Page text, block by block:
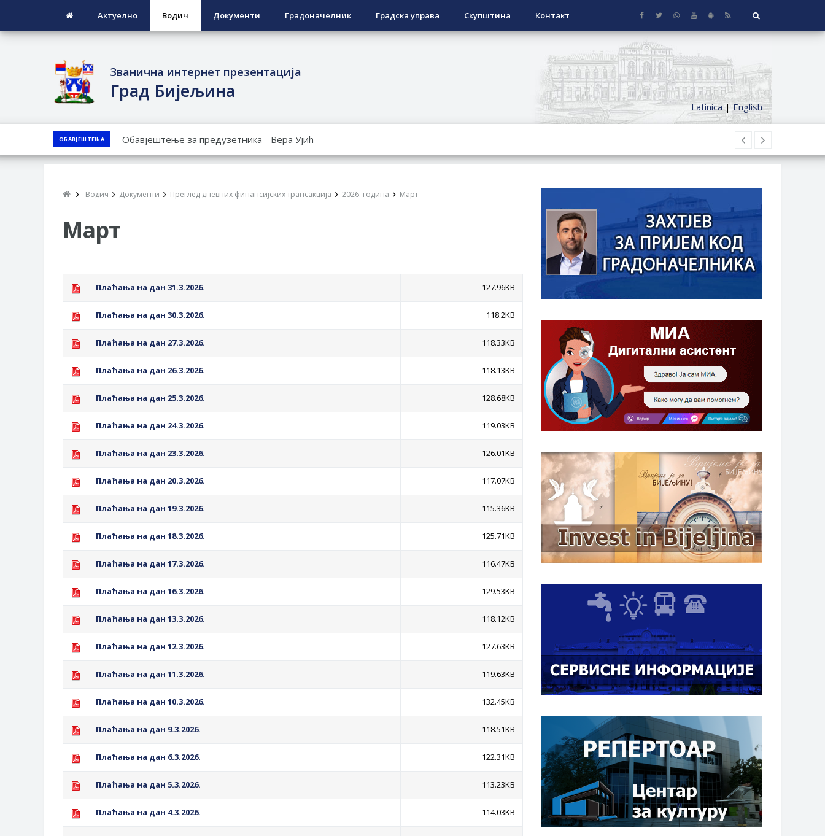
Актуелно Водич Документи Градоначелник Градска управа Скупштина Контакт
Latinica|English
Званична интернет презентација
Град Бијељина
ОБАВЈЕШТЕЊА
ЈАВНИ ПОЗИВ ЗА ПРИЈАВУ НЕПРОПИСНОГ ОДЛАГАЊА ОТПАДА УЗ ДОДЈЕЛУ ФИНАНСИЈСКЕ НАГРАДЕ
ЈАВНИ КОНКУРС ЗА ДОДЈЕЛУ БЕСПОВРАТНИХ СРЕДСТАВА ЗА СУФИНАНСИРАЊЕ КУПОВИНЕ СЕОСКЕ КУЋЕ СА ОКУЋНИЦОМ НА
ПРЕЛИМИНАРНA РАНГ ЛИСТA КАНДИДАТА КОЈИ СУ ОСТВАРИЛИ ПРАВО НА ГРАДСКИ МЈЕСЕЧНИ БОРАЧКИ ДОДАТАК ЗА
Обрасци захтјева за регресирано гориво доступни од 13. марта до 15. новембра
Обавјештење о забрани саобраћаја 6. и 7. августа
Водич Документи Преглед дневних финансијских трансакција 2026. година Март
Март
Плаћања на дан 31.3.2026. 127.96KB
Плаћања на дан 30.3.2026. 118.2KB
Плаћања на дан 27.3.2026. 118.33KB
Плаћања на дан 26.3.2026. 118.13KB
Плаћања на дан 25.3.2026. 128.68KB
Плаћања на дан 24.3.2026. 119.03KB
Плаћања на дан 23.3.2026. 126.01KB
Плаћања на дан 20.3.2026. 117.07KB
Плаћања на дан 19.3.2026. 115.36KB
Плаћања на дан 18.3.2026. 125.71KB
Плаћања на дан 17.3.2026. 116.47KB
Плаћања на дан 16.3.2026. 129.53KB
Плаћања на дан 13.3.2026. 118.12KB
Плаћања на дан 12.3.2026. 127.63KB
Плаћања на дан 11.3.2026. 119.63KB
Плаћања на дан 10.3.2026. 132.45KB
Плаћања на дан 9.3.2026. 118.51KB
Плаћања на дан 6.3.2026. 122.31KB
Плаћања на дан 5.3.2026. 113.23KB
Плаћања на дан 4.3.2026. 114.03KB